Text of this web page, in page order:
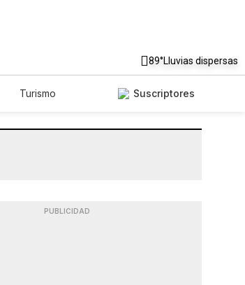
89°Lluvias dispersas
Turismo
Suscriptores
PUBLICIDAD